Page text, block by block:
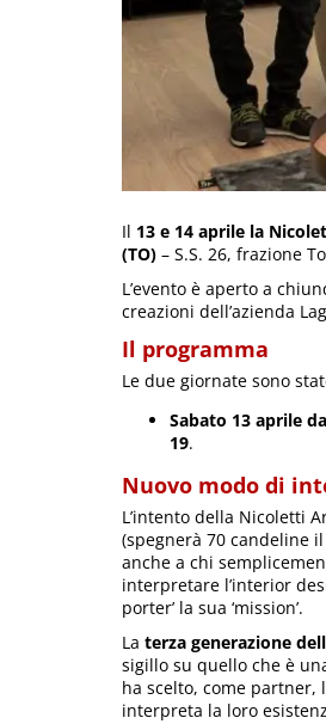
Il 13 e 14 aprile la
(TO) – S.S. 26, frazione
L’evento è aperto a
creazioni dell’azienda
Il programma
Le due giornate sono
Sabato 13 aprile
19.
Nuovo modo di
L’intento della Nicoletti
(spegnerà 70 candeline
anche a chi
interpretare l’interior
porter’ la sua ‘mission’.
La terza generazione
sigillo su quello che è
ha scelto, come partner,
interpreta la loro